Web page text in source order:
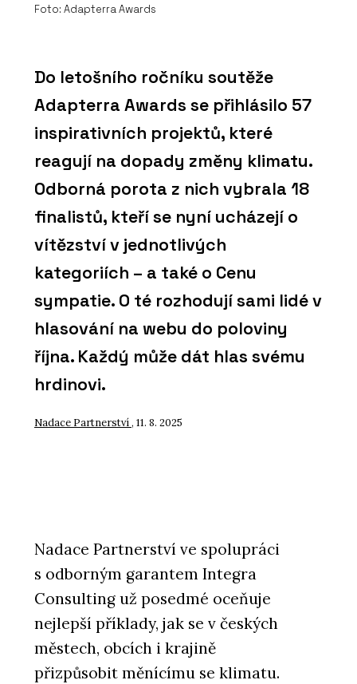
Foto: Adapterra Awards
Do letošního ročníku soutěže
Adapterra Awards se přihlásilo 57
inspirativních projektů, které
reagují na dopady změny klimatu.
Odborná porota z nich vybrala 18
finalistů, kteří se nyní ucházejí o
vítězství v jednotlivých
kategoriích – a také o Cenu
sympatie. O té rozhodují sami lidé v
hlasování na webu do poloviny
října. Každý může dát hlas svému
hrdinovi.
Nadace Partnerství , 11. 8. 2025
Nadace Partnerství ve spolupráci
s odborným garantem Integra
Consulting už posedmé oceňuje
nejlepší příklady, jak se v českých
městech, obcích i krajině
přizpůsobit měnícímu se klimatu.